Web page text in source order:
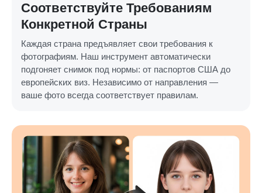
Соответствуйте Требованиям
Конкретной Страны
Каждая страна предъявляет свои требования к
фотографиям. Наш инструмент автоматически
подгоняет снимок под нормы: от паспортов США до
европейских виз. Независимо от направления —
ваше фото всегда соответствует правилам.